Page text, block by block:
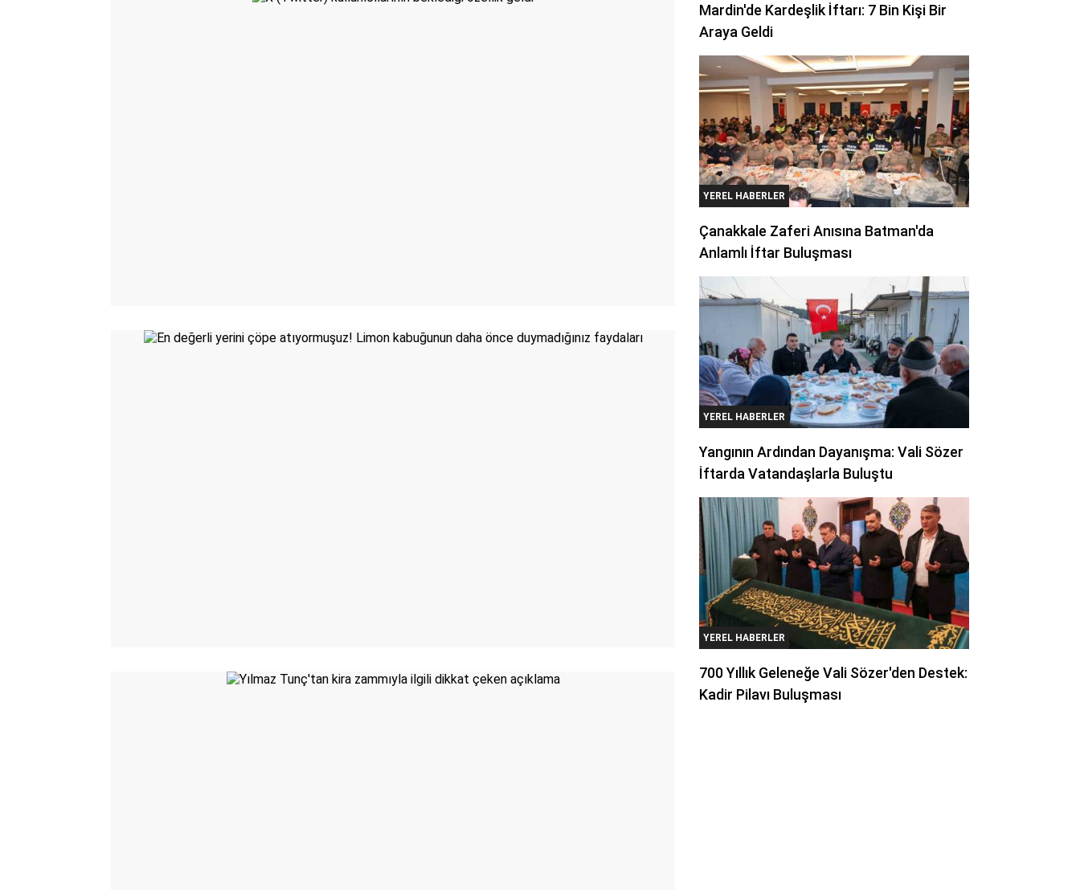
Mardin'de Kardeşlik İftarı: 7 Bin Kişi Bir
Araya Geldi
YEREL HABERLER
Çanakkale Zaferi Anısına Batman'da
Anlamlı İftar Buluşması
YEREL HABERLER
Yangının Ardından Dayanışma: Vali Sözer
İftarda Vatandaşlarla Buluştu
YEREL HABERLER
700 Yıllık Geleneğe Vali Sözer'den Destek:
Kadir Pilavı Buluşması